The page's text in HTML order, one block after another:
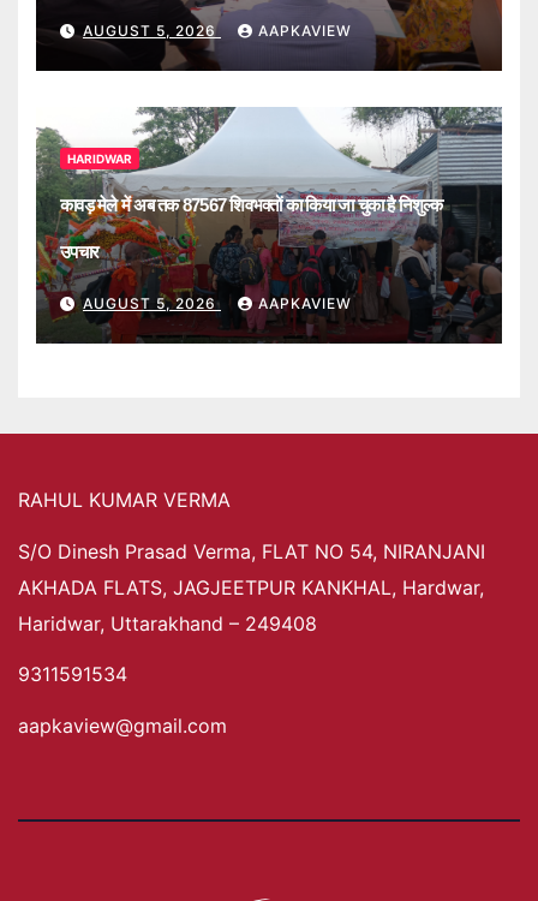
AUGUST 5, 2026 AAPKAVIEW
HARIDWAR
कावड़ मेले में अब तक 87567 शिवभक्तों का किया जा चुका है निशुल्क
उपचार
AUGUST 5, 2026 AAPKAVIEW
RAHUL KUMAR VERMA
S/O Dinesh Prasad Verma, FLAT NO 54, NIRANJANI
AKHADA FLATS, JAGJEETPUR KANKHAL, Hardwar,
Haridwar, Uttarakhand – 249408
9311591534
aapkaview@gmail.com